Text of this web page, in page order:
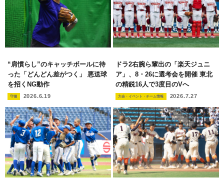
“肩慣らし”のキャッチボールに待
った「どんどん差がつく」 悪送球
を招くNG動作
守備 2026.6.19
ドラ2右腕ら輩出の「楽天ジュニ
ア」、8・26に選考会を開催 東北
の精鋭16人で3度目のVへ
大会・イベント・チーム情報 2026.7.27